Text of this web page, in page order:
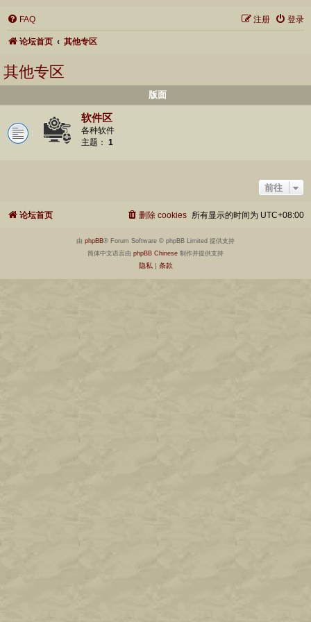
FAQ 登录
注册
论坛首页 其他专区
其他专区
版面
软件区
各种软件
主题： 1
前往
论坛首页 所有显示的时间为 UTC+08:00
删除 cookies
由 phpBB® Forum Software © phpBB Limited 提供支持
简体中文语言由 phpBB Chinese 制作并提供支持
隐私| 条款